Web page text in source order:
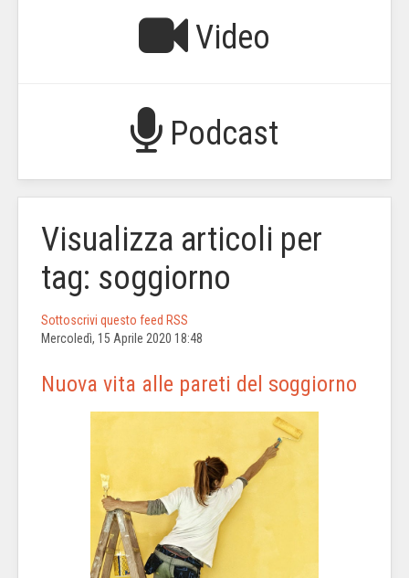
Video
Podcast
Visualizza articoli per
tag: soggiorno
Sottoscrivi questo feed RSS
Mercoledì, 15 Aprile 2020 18:48
Nuova vita alle pareti del soggiorno